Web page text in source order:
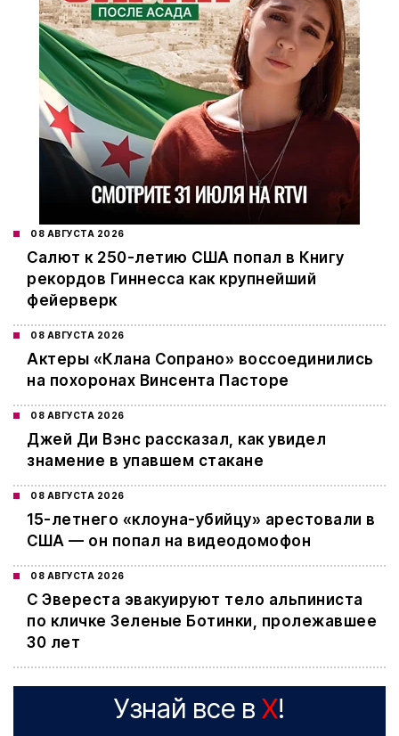
08 АВГУСТА 2026
Салют к 250-летию США попал в Книгу
рекордов Гиннесса как крупнейший
фейерверк
08 АВГУСТА 2026
Актеры «Клана Сопрано» воссоединились
на похоронах Винсента Пасторе
08 АВГУСТА 2026
Джей Ди Вэнс рассказал, как увидел
знамение в упавшем стакане
08 АВГУСТА 2026
15-летнего «клоуна-убийцу» арестовали в
США — он попал на видеодомофон
08 АВГУСТА 2026
С Эвереста эвакуируют тело альпиниста
по кличке Зеленые Ботинки, пролежавшее
30 лет
Узнай все в X!